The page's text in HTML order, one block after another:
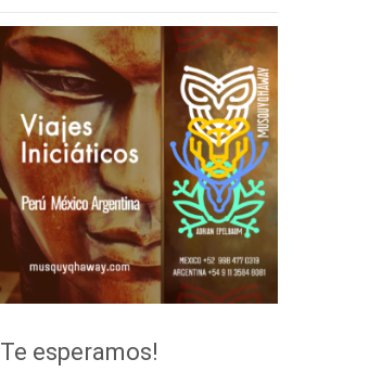
Te esperamos!